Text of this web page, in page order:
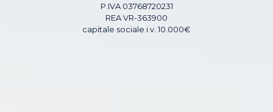
P.IVA 03768720231
REA VR-363900
capitale sociale i.v. 10.000€